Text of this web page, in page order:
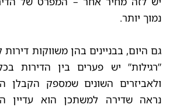
נמוך יותר.
גם היום, בבניינים בהן משווקות
”רגילות” יש פערים בין הדירות
ולאביזרים השונים שמספק הקבלן
נראה שדירה למשתכן הוא עדיין